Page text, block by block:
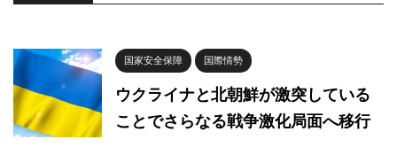
国家安全保障 国際情勢
ウクライナと北朝鮮が激突している
ことでさらなる戦争激化局面へ移行